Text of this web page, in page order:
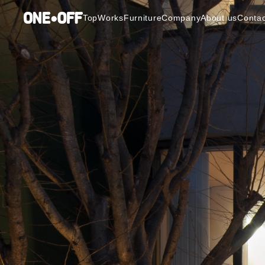
TopWorksFurnitureCompanyAbout us